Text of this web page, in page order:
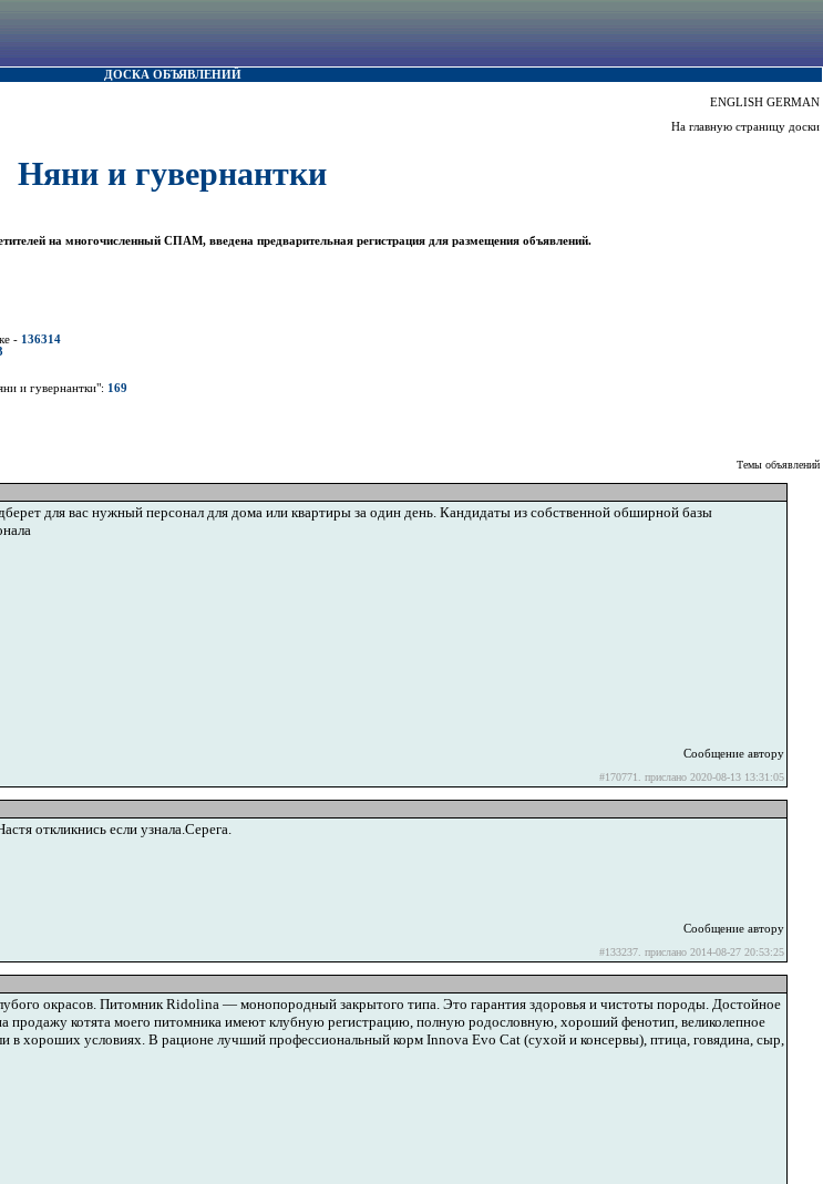
ДОСКА ОБЪЯВЛЕНИЙ
ENGLISH GERMAN
На главную страницу доски
Няни и гувернантки
на многочисленный СПАМ, введена предварительная регистрация для размещения объявлений.
- 136314
и гувернантки": 169
Темы объявлений
для вас нужный персонал для дома или квартиры за один день. Кандидаты из собственной обширной базы
Сообщение автору
#170771. прислано 2020-08-13 13:31:05
откликнись если узнала.Серега.
Сообщение автору
#133237. прислано 2014-08-27 20:53:25
окрасов. Питомник Ridolina — монопородный закрытого типа. Это гарантия здоровья и чистоты породы. Достойное
котята моего питомника имеют клубную регистрацию, полную родословную, хороший фенотип, великолепное
в хороших условиях. В рационе лучший профессиональный корм Innova Evo Cat (сухой и консервы), птица, говядина, сыр,